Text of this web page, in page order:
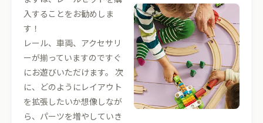
入することをお勧めしま
す！
レール、車両、アクセサリ
ーが揃っていますのですぐ
にお遊びいただけます。 次
に、どのようにレイアウト
を拡張したいか想像しなが
ら、パーツを増やしていき